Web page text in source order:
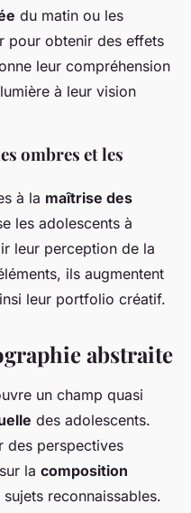
du matin ou les
pour obtenir des effets
leur compréhension
à leur vision
ombres et les
à la maîtrise des
les adolescents à
leur perception de la
ils augmentent
leur portfolio créatif.
abstraite
un champ quasi
des adolescents.
des perspectives
la composition
reconnaissables.